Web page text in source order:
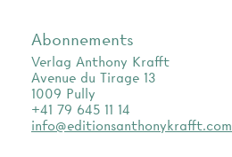
Abonnements
Verlag Anthony Krafft
Avenue du Tirage 13
1009 Pully
+41 79 645 11 14
info@editionsanthonykrafft.com